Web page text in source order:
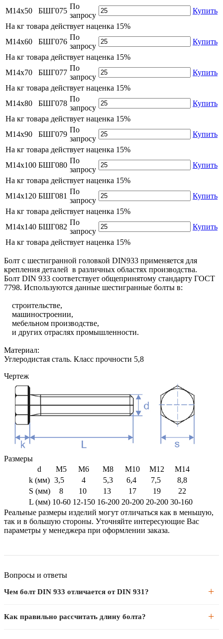
М14х50
БШГ075
По
запросу
Купить
На кг товара действует наценка 15%
М14х60
БШГ076
По
запросу
Купить
На кг товара действует наценка 15%
М14х70
БШГ077
По
запросу
Купить
На кг товара действует наценка 15%
М14х80
БШГ078
По
запросу
Купить
На кг товара действует наценка 15%
М14х90
БШГ079
По
запросу
Купить
На кг товара действует наценка 15%
М14х100 БШГ080
По
запросу
Купить
На кг товара действует наценка 15%
М14х120 БШГ081
По
запросу
Купить
На кг товара действует наценка 15%
М14х140 БШГ082
По
запросу
Купить
На кг товара действует наценка 15%
Болт с шестигранной головкой DIN933 применяется для
крепления деталей в различных областях производства.
Болт DIN 933 соответствует общепринятому стандарту ГОСТ
7798. Используются данные шестигранные болты в:
строительстве,
машиностроении,
мебельном производстве,
и других отраслях промышленности.
Материал:
Углеродистая сталь. Класс прочности 5,8
Чертеж
Размеры
d
M5 M6 M8 M10 M12
M14
k (мм) 3,5 4 5,3 6,4 7,5
8,8
S (мм)
8 10 13 17 19
22
L (мм) 10-60 12-150 16-200 20-200 20-200 30-160
Реальные размеры изделий могут отличаться как в меньшую,
так и в большую стороны. Уточняйте интересующие Вас
параметры у менеджера при оформлении заказа.
Вопросы и ответы
Чем болт DIN 933 отличается от DIN 931?
резьба только на части стержня, остальное — гладкий цилиндр.
Как правильно рассчитать длину болта?